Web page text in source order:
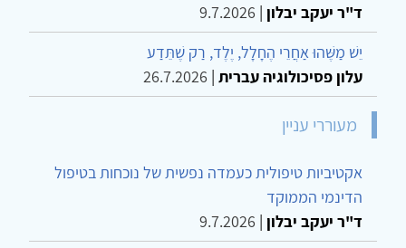
ד"ר יעקב יבלון |
9.7.2026
יֵשׁ מַשֶּׁהוּ אַחֲרֵי הֶחָלָל, יֶלֶד, רַק שֶׁתֵּדַע
עלון פסיכולוגיה עברית |
26.7.2026
מעוררי עניין
אקטיביות טיפולית כעמדה נפשית של נוכחות בטיפול
הדינמי הממוקד
ד"ר יעקב יבלון |
9.7.2026